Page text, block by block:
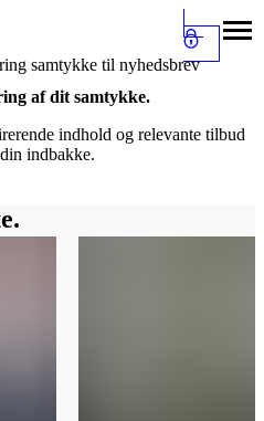
samtykke til nyhedsbrev
af dit samtykke.
indhold og relevante tilbud
indbakke.